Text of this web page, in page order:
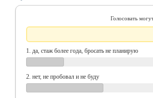
Голосовать
1. да, стаж более года, бросать не планирую
2. нет, не пробовал и не буду